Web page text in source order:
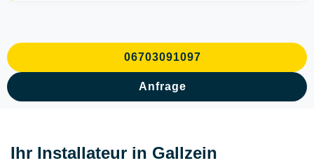
06703091097
Anfrage
Ihr Installateur in Gallzein